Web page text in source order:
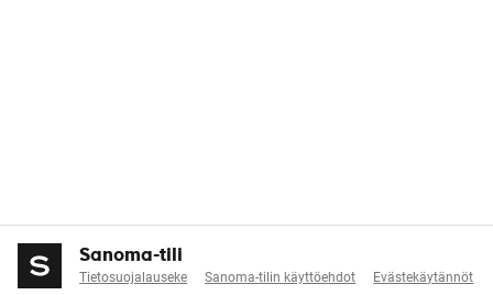
Sanoma-tili
Tietosuojalauseke Sanoma-tilin käyttöehdot Evästekäytännöt